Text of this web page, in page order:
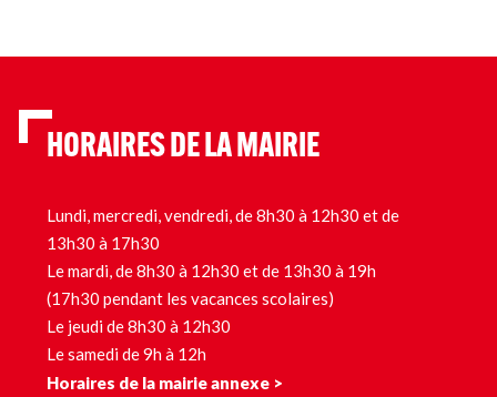
HORAIRES DE LA MAIRIE
Lundi, mercredi, vendredi, de 8h30 à 12h30 et de
13h30 à 17h30
Le mardi, de 8h30 à 12h30 et de 13h30 à 19h
(17h30 pendant les vacances scolaires)
Le jeudi de 8h30 à 12h30
Le samedi de 9h à 12h
Horaires de la mairie annexe >